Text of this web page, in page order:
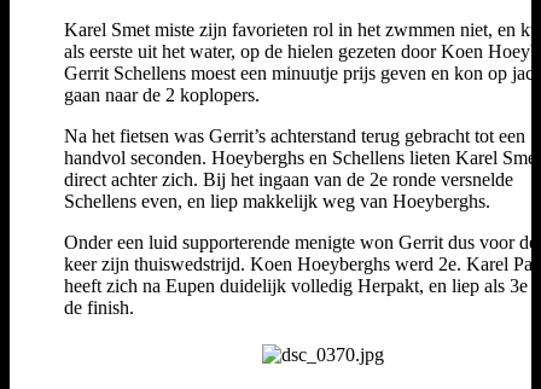
Karel Smet miste zijn favorieten rol in het zwmmen niet, en
als eerste uit het water, op de hielen gezeten door Koen
Gerrit Schellens moest een minuutje prijs geven en kon op
gaan naar de 2 koplopers.
Na het fietsen was Gerrit’s achterstand terug gebracht tot een
handvol seconden. Hoeyberghs en Schellens lieten Karel Smet
direct achter zich. Bij het ingaan van de 2e ronde versnelde
Schellens even, en liep makkelijk weg van Hoeyberghs.
Onder een luid supporterende menigte won Gerrit dus voor de
keer zijn thuiswedstrijd. Koen Hoeyberghs werd 2e. Karel
heeft zich na Eupen duidelijk volledig Herpakt, en liep als 3e
de finish.